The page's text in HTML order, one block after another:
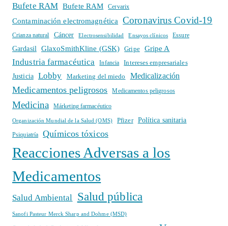
Bufete RAM Bufete RAM Cervarix
Contaminación electromagnética Coronavirus Covid-19
Crianza natural Cáncer Electrosensibilidad Ensayos clínicos Essure
Gardasil GlaxoSmithKline (GSK) Gripe Gripe A
Industria farmacéutica Infancia
Intereses empresariales
Justicia
Lobby Marketing del miedo Medicalización
Medicamentos peligrosos Medicamentos peligrosos
Medicina Márketing farmacéutico
Organización Mundial de la Salud (OMS) Pfizer Política sanitaria
Psiquiatría Químicos tóxicos
Reacciones Adversas a los
Medicamentos
Salud Ambiental Salud pública
Sanofi Pasteur Merck Sharp and Dohme (MSD)